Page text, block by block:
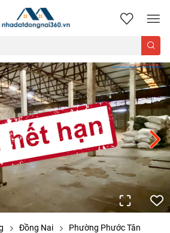
nhadatdongnai360.vn
Đồng Nai Phường Phước Tân